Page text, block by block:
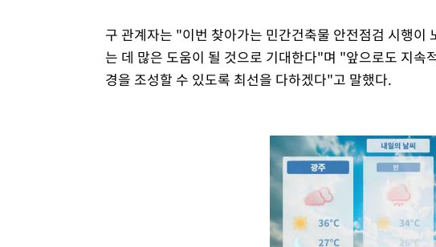
구 관계자는 "이번 찾아가는 민간건축물 안전점검 시행이
는 데 많은 도움이 될 것으로 기대한다"며 "앞으로도 지속
경을 조성할 수 있도록 최선을 다하겠다"고 말했다.